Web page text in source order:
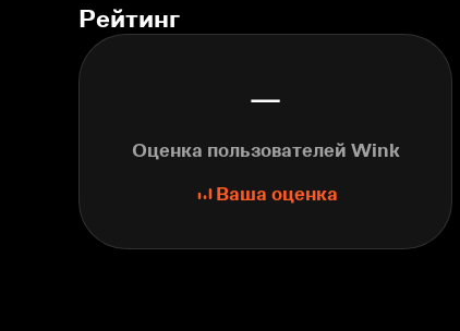
Рейтинг
—
Оценка пользователей Wink
Ваша оценка